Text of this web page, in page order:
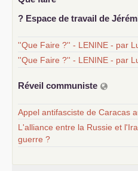
? Espace de travail de
''Que Faire ?'' - LENINE - par
''Que Faire ?'' - LENINE - par
Réveil communiste
Appel antifasciste de Caracas
L'alliance entre la Russie et
guerre ?